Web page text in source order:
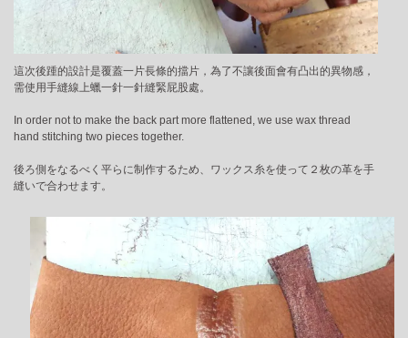
這次後踵的設計是覆蓋一片長條的擋片，為了不讓後面會有凸出的異物感，
需使用手縫線上蠟一針一針縫緊屁股處。
In order not to make the back part more flattened, we use wax thread
hand stitching two pieces together.
後ろ側をなるべく平らに制作するため、ワックス糸を使って２枚の革を手
縫いで合わせます。